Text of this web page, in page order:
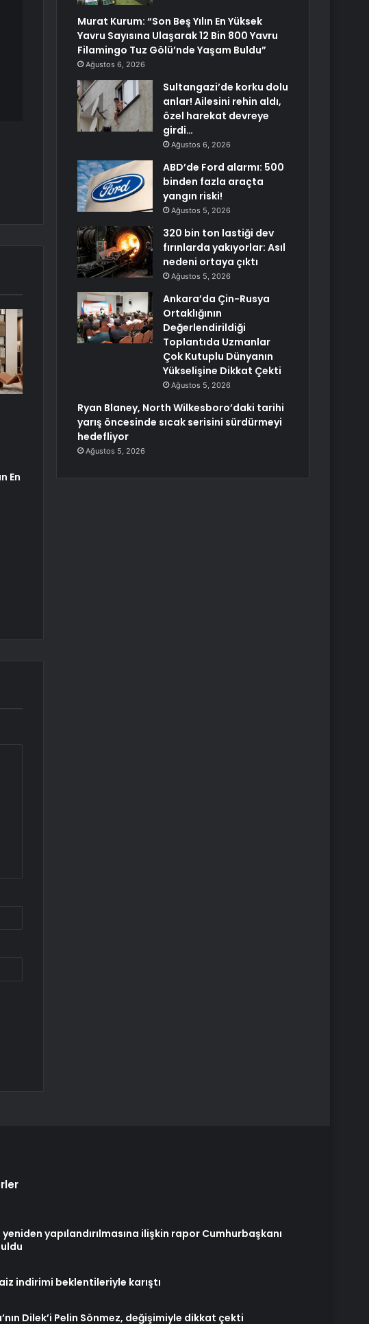
En
Murat Kurum: “Son Beş Yılın En Yüksek
Yavru Sayısına Ulaşarak 12 Bin 800 Yavru
Filamingo Tuz Gölü’nde Yaşam Buldu”
Ağustos 6, 2026
Sultangazi’de korku dolu
anlar! Ailesini rehin aldı,
özel harekat devreye
girdi…
Ağustos 6, 2026
ABD’de Ford alarmı: 500
binden fazla araçta
yangın riski!
Ağustos 5, 2026
320 bin ton lastiği dev
fırınlarda yakıyorlar: Asıl
nedeni ortaya çıktı
Ağustos 5, 2026
Ankara’da Çin-Rusya
Ortaklığının
Değerlendirildiği
Toplantıda Uzmanlar
Çok Kutuplu Dünyanın
Yükselişine Dikkat Çekti
Ağustos 5, 2026
Ryan Blaney, North Wilkesboro’daki tarihi
yarış öncesinde sıcak serisini sürdürmeyi
hedefliyor
Ağustos 5, 2026
yapılandırılmasına ilişkin rapor Cumhurbaşkanı
indirimi beklentileriyle karıştı
Dilek’i Pelin Sönmez, değişimiyle dikkat çekti